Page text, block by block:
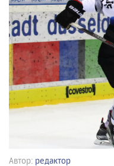
Автор: редактор